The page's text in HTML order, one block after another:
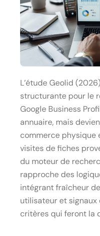
L’étude Geolid
structurante pour le
Google Business
annuaire, mais
commerce physique
visites de fiches
du moteur de
rapproche des
intégrant fraîcheur
utilisateur et
critères qui feront la